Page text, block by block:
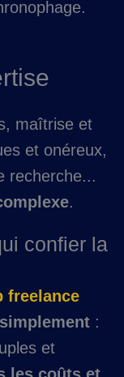
maîtrise et
et onéreux,
recherche...
.
confier la
freelance
:
et